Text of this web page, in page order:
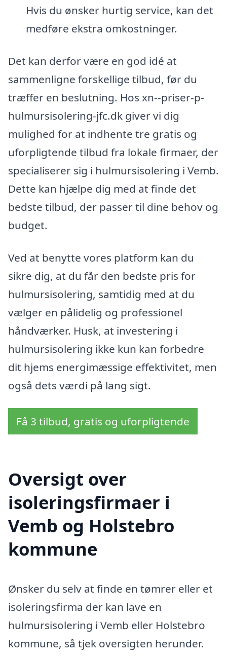
Hvis du ønsker hurtig service, kan det
medføre ekstra omkostninger.
Det kan derfor være en god idé at
sammenligne forskellige tilbud, før du
træffer en beslutning. Hos xn--priser-p-
hulmursisolering-jfc.dk giver vi dig
mulighed for at indhente tre gratis og
uforpligtende tilbud fra lokale firmaer, der
specialiserer sig i hulmursisolering i Vemb.
Dette kan hjælpe dig med at finde det
bedste tilbud, der passer til dine behov og
budget.
Ved at benytte vores platform kan du
sikre dig, at du får den bedste pris for
hulmursisolering, samtidig med at du
vælger en pålidelig og professionel
håndværker. Husk, at investering i
hulmursisolering ikke kun kan forbedre
dit hjems energimæssige effektivitet, men
også dets værdi på lang sigt.
Få 3 tilbud, gratis og uforpligtende
Oversigt over
isoleringsfirmaer i
Vemb og Holstebro
kommune
Ønsker du selv at finde en tømrer eller et
isoleringsfirma der kan lave en
hulmursisolering i Vemb eller Holstebro
kommune, så tjek oversigten herunder.